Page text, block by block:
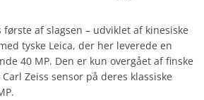
af slagsen – udviklet af kinesiske
tyske Leica, der her leverede en
40 MP. Den er kun overgået af finske
Carl Zeiss sensor på deres klassiske